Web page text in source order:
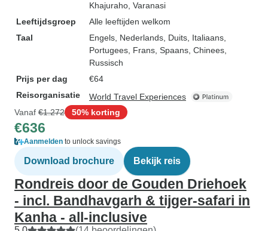
Khajuraho , Varanasi
Leeftijdsgroep
Alle leeftijden welkom
Taal
Engels, Nederlands, Duits, Italiaans,
Portugees, Frans, Spaans, Chinees,
Russisch
Prijs per dag
€64
Reisorganisatie
World Travel Experiences
Vanaf €1.272 50% korting
€636
Aanmelden to unlock savings
Download brochure Bekijk reis
Rondreis door de Gouden Driehoek
- incl. Bandhavgarh & tijger-safari in
Kanha - all-inclusive